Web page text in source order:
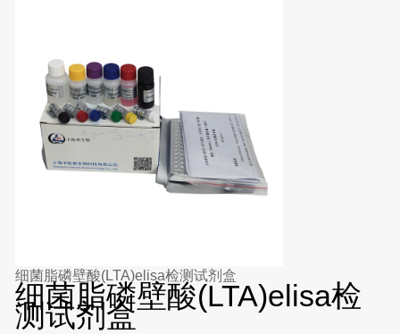
细菌脂磷壁酸(LTA)elisa检测试剂盒
细菌脂磷壁酸(LTA)elisa检
测试剂盒